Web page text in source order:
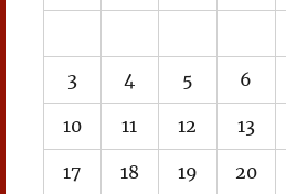
3 4 5 6
10 11 12 13
17 18 19 20